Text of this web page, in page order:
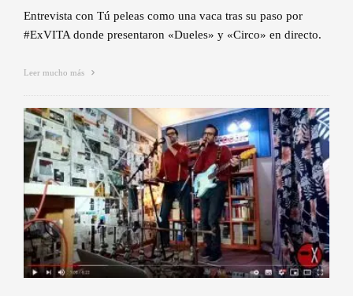
Entrevista con Tú peleas como una vaca tras su paso por
#ExVITA donde presentaron «Dueles» y «Circo» en directo.
Leer mucho más